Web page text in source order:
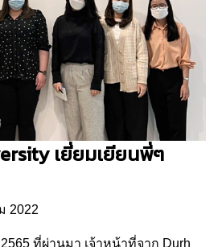
เยี่ยมเยียนพี่ๆ
2022
ที่ผ่านมา เจ้าหน้าที่จาก Durh